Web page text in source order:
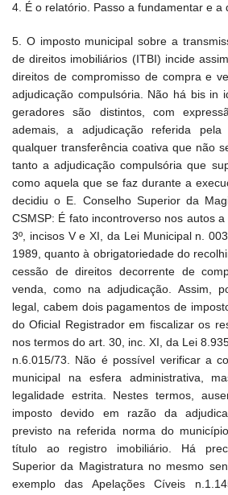
4. É o relatório. Passo a fundamentar e a
5. O imposto municipal sobre a
de direitos imobiliários (ITBI) incide
direitos de compromisso de compra e
adjudicação compulsória. Não há bis in
geradores são distintos, com
ademais, a adjudicação referida
qualquer transferência coativa que não
tanto a adjudicação compulsória que
como aquela que se faz durante a
decidiu o E. Conselho Superior da
CSMSP: É fato incontroverso nos autos
3º, incisos V e XI, da Lei Municipal n.
1989, quanto à obrigatoriedade do
cessão de direitos decorrente de
venda, como na adjudicação. Assim,
legal, cabem dois pagamentos de
do Oficial Registrador em fiscalizar os
nos termos do art. 30, inc. XI, da Lei
n.6.015/73. Não é possível verificar a
municipal na esfera administrativa,
legalidade estrita. Nestes termos,
imposto devido em razão da
previsto na referida norma do
título ao registro imobiliário. Há
Superior da Magistratura no mesmo
exemplo das Apelações Cíveis